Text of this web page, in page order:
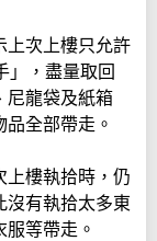
上次上樓只允許
」，盡量取回
尼龍袋及紙箱
全部帶走。
上樓執拾時，仍
沒有執拾太多東
等帶走。